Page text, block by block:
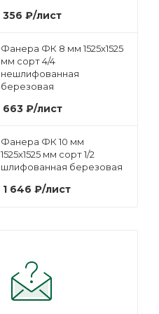
356 ₽/лист
Фанера ФК 8 мм 1525х1525
мм сорт 4/4
нешлифованная
березовая
663 ₽/лист
Фанера ФК 10 мм
1525х1525 мм сорт 1/2
шлифованная березовая
1 646 ₽/лист